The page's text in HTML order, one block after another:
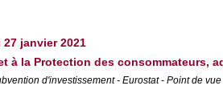
27 janvier 2021
à la Protection des consommateurs,
d'investissement - Eurostat - Point de